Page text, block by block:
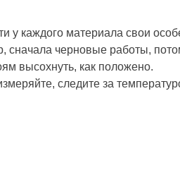
у каждого материала свои
сначала черновые работы,
высохнуть, как положено.
следите за